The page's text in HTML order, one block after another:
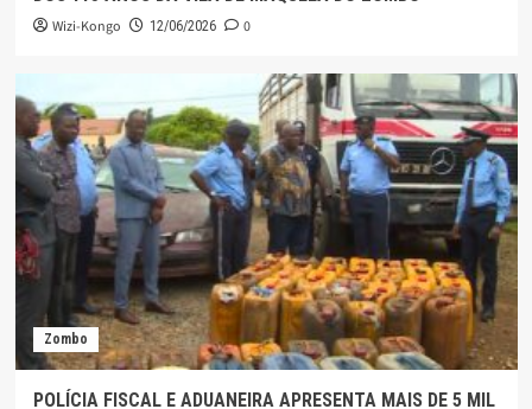
Wizi-Kongo 12/06/2026 0
Zombo
POLÍCIA FISCAL E ADUANEIRA APRESENTA MAIS DE 5 MIL